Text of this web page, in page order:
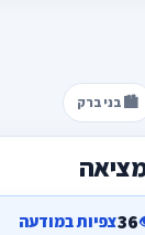
🏙️ בני ברק
36צפיות במודעה